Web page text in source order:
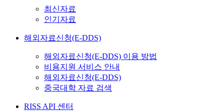
최신자료
인기자료
해외자료신청(E-DDS)
해외자료신청(E-DDS) 이용 방법
비용지원 서비스 안내
해외자료신청(E-DDS)
중국대학 자료 검색
RISS API 센터